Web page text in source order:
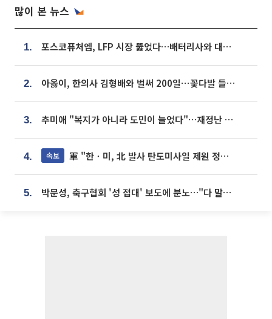
많이 본 뉴스
1. 포스코퓨처엠, LFP 시장 뚫었다…배터리사와 대규모 장기 공급 합의
2. 아옳이, 한의사 김형배와 벌써 200일⋯꽃다발 들고 "프러포즈 아냐"
3. 추미애 "복지가 아니라 도민이 늘었다"…재정난 책임론 정면돌파
4. 속보 軍 "한ㆍ미, 北 발사 탄도미사일 제원 정밀분석 중"
5. 박문성, 축구협회 '성 접대' 보도에 분노…"다 말아먹으려고 작정했나"